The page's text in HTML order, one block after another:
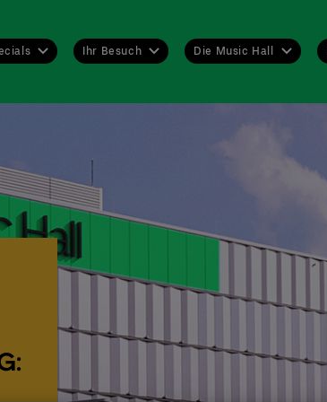
Ihr Besuch Die Music Hall